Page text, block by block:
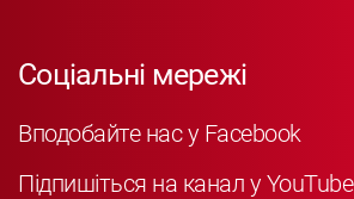
Соціальні мережі
Вподобайте нас у Facebook
Підпишіться на канал у YouTube